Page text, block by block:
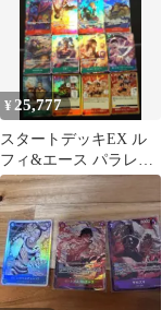
¥25,777
スタートデッキEX ル
フィ&エース パラレル
セミコンプ 16種 ST-30